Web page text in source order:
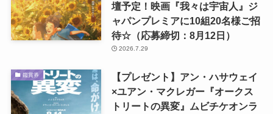
壇予定！映画『我々は宇宙人』ジ
ャパンプレミアに10組20名様ご招
待☆（応募締切：8月12日）
2026.7.29
鑑賞券
【プレゼント】アン・ハサウェイ
×ユアン・マクレガー『オークス
トリートの異変』ムビチケオンラ